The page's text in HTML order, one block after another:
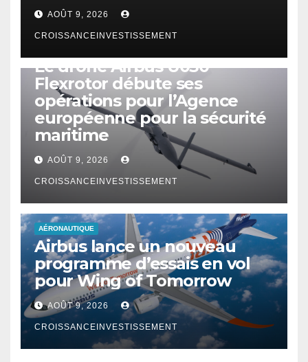
AOÛT 9, 2026
CROISSANCEINVESTISSEMENT
Le drone Airbus U030
Flexrotor débute ses
opérations pour l’Agence
européenne pour la sécurité
maritime
AOÛT 9, 2026
CROISSANCEINVESTISSEMENT
AÉRONAUTIQUE
Airbus lance un nouveau
programme d’essais en vol
pour Wing of Tomorrow
AOÛT 9, 2026
CROISSANCEINVESTISSEMENT